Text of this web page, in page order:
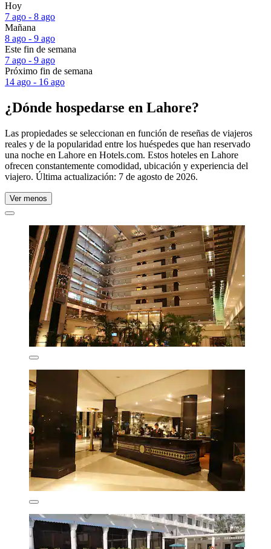
Hoy
7 ago - 8 ago
Mañana
8 ago - 9 ago
Este fin de semana
7 ago - 9 ago
Próximo fin de semana
14 ago - 16 ago
¿Dónde hospedarse en Lahore?
Las propiedades se seleccionan en función de reseñas de viajeros
reales y de la popularidad entre los huéspedes que han reservado
una noche en Lahore en Hotels.com. Estos hoteles en Lahore
ofrecen constantemente comodidad, ubicación y experiencia del
viajero. Última actualización: 7 de agosto de 2026.
Ver menos